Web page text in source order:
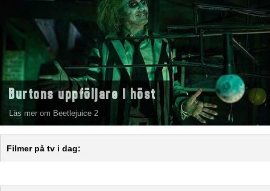
Burtons uppföljare i höst
Läs mer om Beetlejuice 2
Filmer på tv i dag: